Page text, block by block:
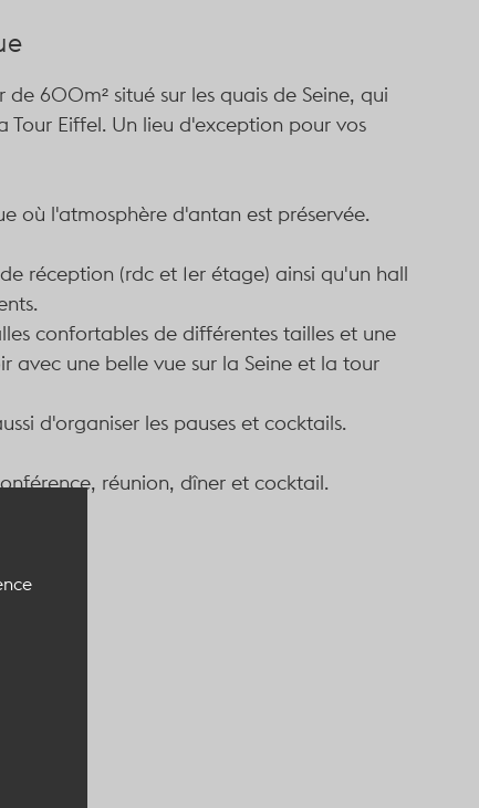
600m² situé sur les quais de Seine, qui
Tour Eiffel. Un lieu d'exception pour vos
où l'atmosphère d'antan est préservée.
réception (rdc et 1er étage) ainsi qu'un hall
confortables de différentes tailles et une
avec une belle vue sur la Seine et la tour
d'organiser les pauses et cocktails.
réunion, dîner et cocktail.